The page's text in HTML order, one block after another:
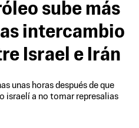
sube más
intercambio
Israel e Irán
unas horas después de que
israelí a no tomar represalias